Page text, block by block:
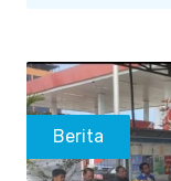
Berita